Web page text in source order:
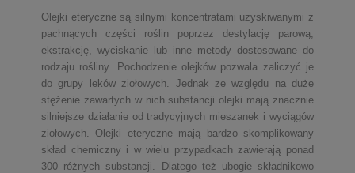
Olejki eteryczne są silnymi koncentratami uzyskiwanymi z
pachnących części roślin poprzez destylację parową,
ekstrakcję, wyciskanie lub inne metody dostosowane do
rodzaju rośliny. Pochodzenie olejków pozwala zaliczyć je
do grupy leków ziołowych. Jednak ze względu na duże
stężenie zawartych w nich substancji olejki mają znacznie
silniejsze działanie od tradycyjnych mieszanek i wyciągów
ziołowych. Olejki eteryczne mają bardzo skomplikowany
skład chemiczny i w wielu przypadkach zawierają ponad
300 różnych substancji. Dlatego też ubogie składnikowo